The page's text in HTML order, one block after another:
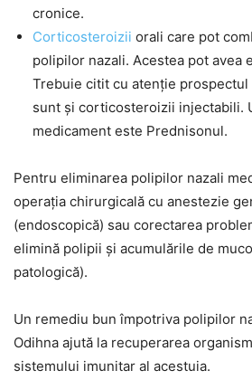
cronice.
Corticosteroizii orali care pot
polipilor nazali. Acestea pot avea
Trebuie citit cu atenție
sunt și corticosteroizii injectabili.
medicament este Prednisonul.
Pentru eliminarea polipilor nazali
operația chirurgicală cu anestezie
(endoscopică) sau corectarea
elimină polipii și acumulările de
patologică).
Un remediu bun împotriva polipilor
Odihna ajută la recuperarea
sistemului imunitar al acestuia.